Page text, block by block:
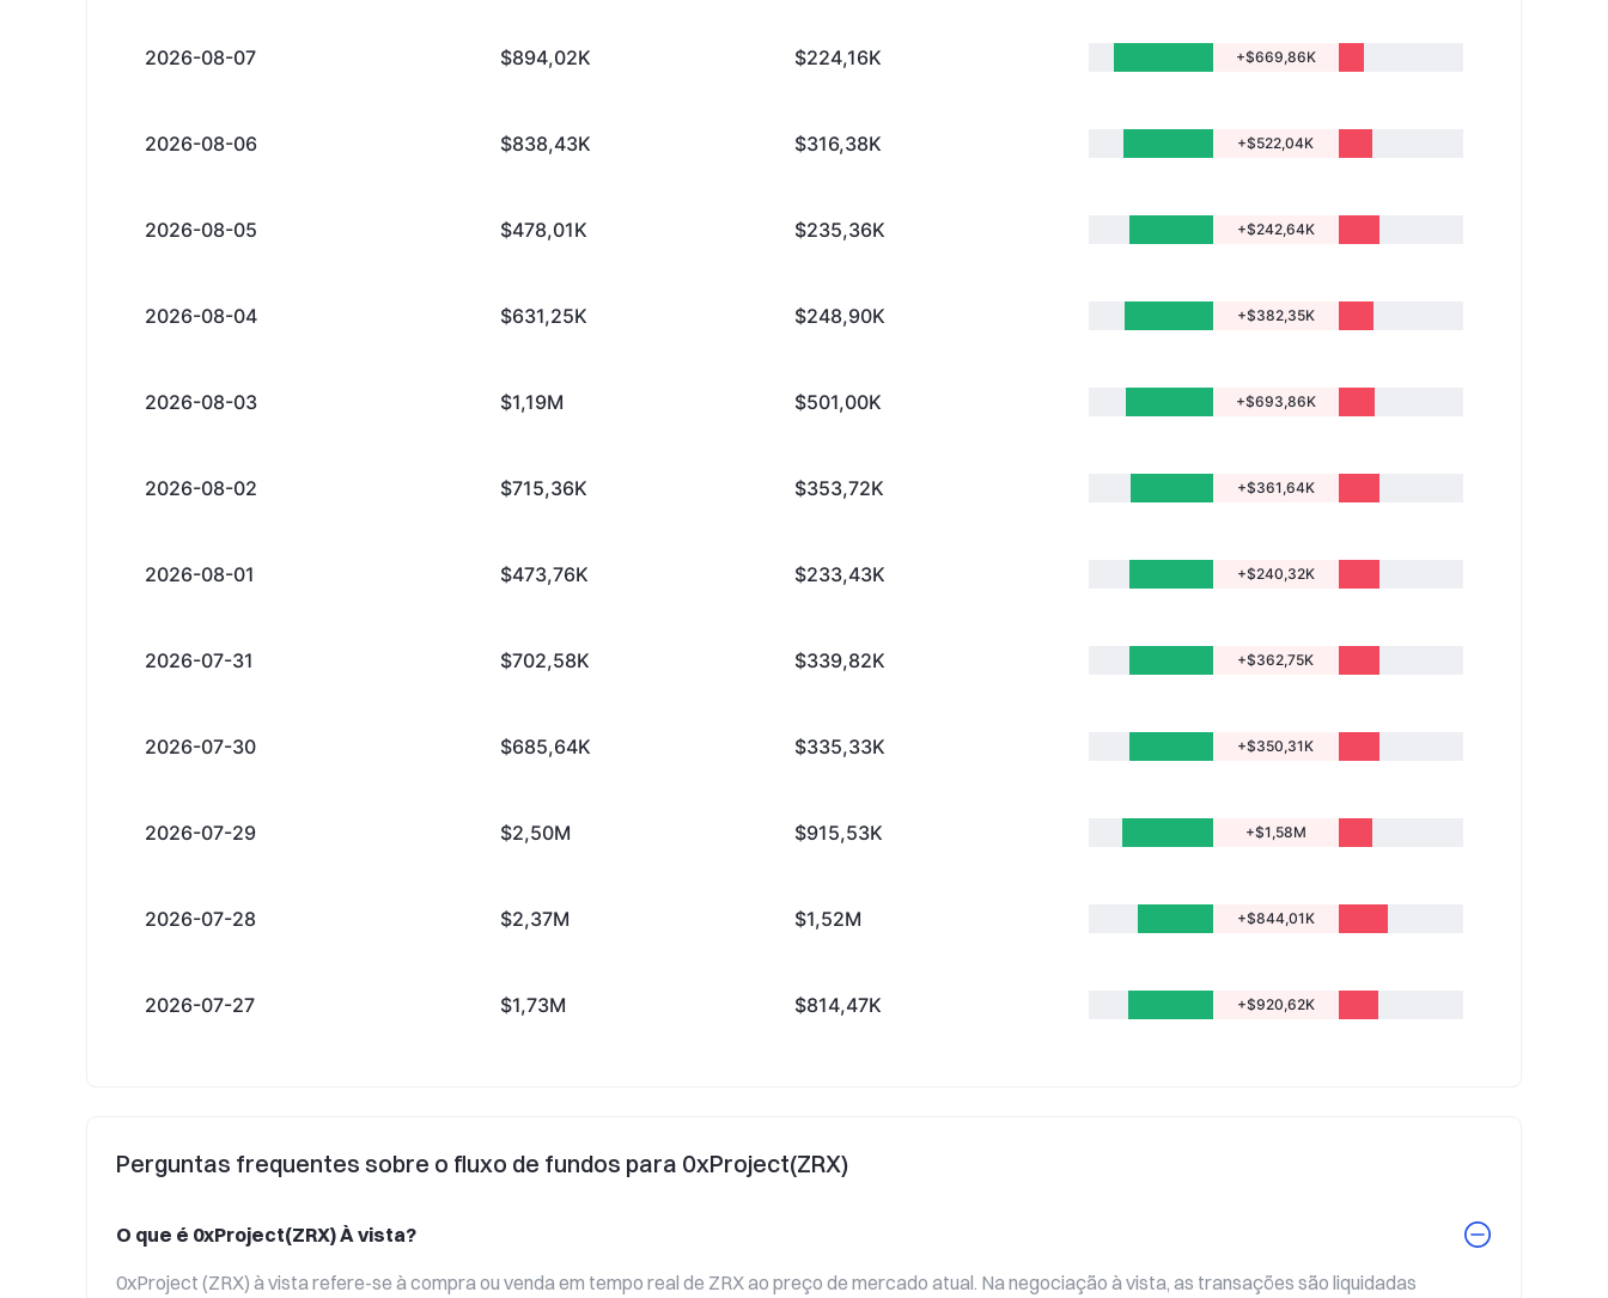
2026-08-07 $894,02K $224,16K +$669,86K
2026-08-06 $838,43K $316,38K +$522,04K
2026-08-05 $478,01K $235,36K +$242,64K
2026-08-04 $631,25K $248,90K +$382,35K
2026-08-03 $1,19M $501,00K +$693,86K
2026-08-02 $715,36K $353,72K +$361,64K
2026-08-01 $473,76K $233,43K +$240,32K
2026-07-31 $702,58K $339,82K +$362,75K
2026-07-30 $685,64K $335,33K +$350,31K
2026-07-29 $2,50M $915,53K +$1,58M
2026-07-28 $2,37M $1,52M +$844,01K
2026-07-27 $1,73M $814,47K +$920,62K
Perguntas frequentes sobre o fluxo de fundos para 0xProject(ZRX)
O que é 0xProject(ZRX) À vista?
0xProject (ZRX) à vista refere-se à compra ou venda em tempo real de ZRX ao preço de mercado atual. Na negociação à vista, as transações são liquidadas